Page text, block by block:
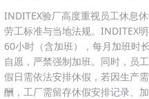
INDITEX验厂高度重视员工休息
劳工标准与当地法规。INDITEX
60小时（含加班），每月加班时
自愿，严禁强制加班。同时，员
假日需依法安排休假，若因生产
酬，工厂需留存休假安排记录、